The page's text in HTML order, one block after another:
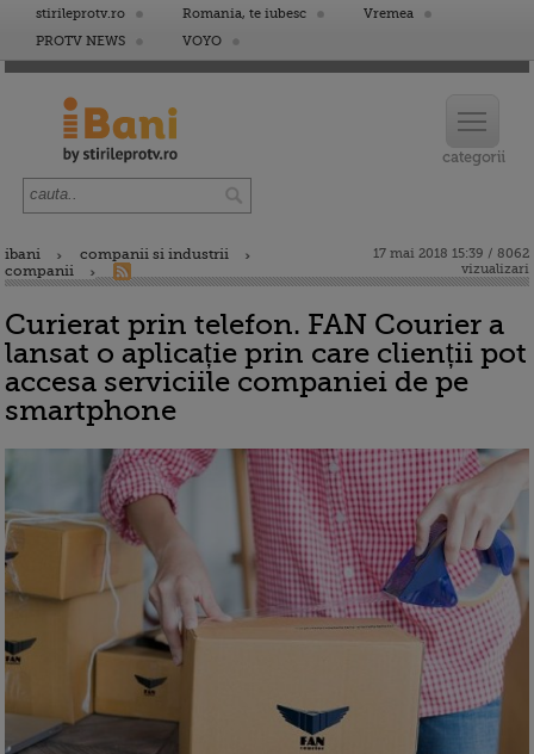
stirileprotv.ro Romania, te iubesc
Vremea
PROTV NEWS
VOYO
ibani
companii si industrii
companii
17 mai 2018 15:39 / 8062
vizualizari
Curierat prin telefon. FAN Courier a
lansat o aplicație prin care clienții pot
accesa serviciile companiei de pe
smartphone